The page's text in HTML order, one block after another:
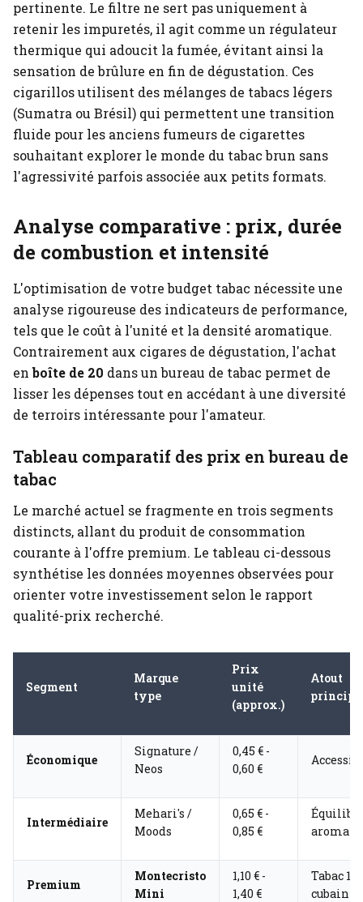
pertinente. Le filtre ne sert pas uniquement à
retenir les impuretés, il agit comme un régulateur
thermique qui adoucit la fumée, évitant ainsi la
sensation de brûlure en fin de dégustation. Ces
cigarillos utilisent des mélanges de tabacs légers
(Sumatra ou Brésil) qui permettent une transition
fluide pour les anciens fumeurs de cigarettes
souhaitant explorer le monde du tabac brun sans
l'agressivité parfois associée aux petits formats.
Analyse comparative : prix, durée
de combustion et intensité
L'optimisation de votre budget tabac nécessite une
analyse rigoureuse des indicateurs de performance,
tels que le coût à l'unité et la densité aromatique.
Contrairement aux cigares de dégustation, l'achat
enboîte de 20 dans un bureau de tabac permet de
lisser les dépenses tout en accédant à une diversité
de terroirs intéressante pour l'amateur.
Tableau comparatif des prix en bureau de
tabac
Le marché actuel se fragmente en trois segments
distincts, allant du produit de consommation
courante à l'offre premium. Le tableau ci-dessous
synthétise les données moyennes observées pour
orienter votre investissement selon le rapport
qualité-prix recherché.
Segment
Marque
type
Prix
unité
(approx.)
Atout
Économique
Signature /
Neos
0,45 € -
0,60 €
Intermédiaire
Mehari's /
Moods
0,65 € -
0,85 €
Premium
Montecristo
Mini
1,10 € -
1,40 €
Tabac
cubain